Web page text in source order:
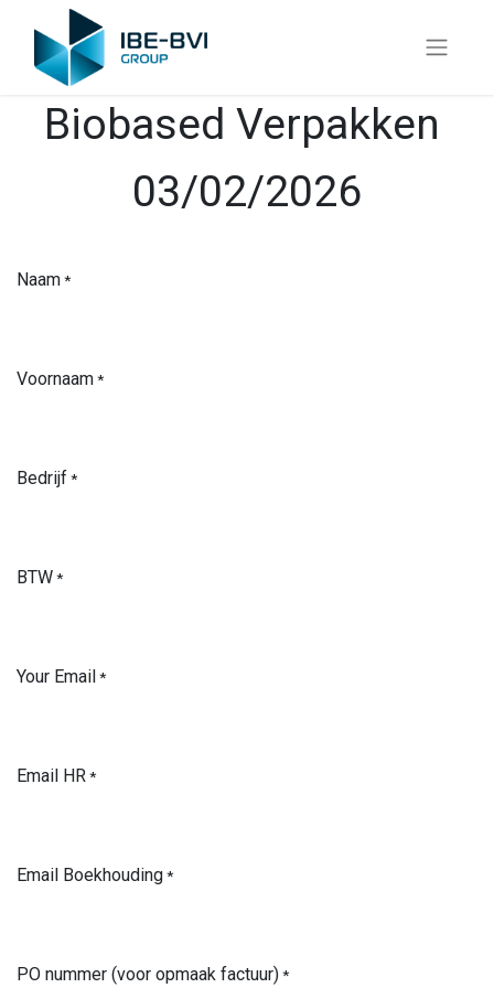
Biobased Verpakken
03/02/2026
Naam*
Voornaam*
Bedrijf*
BTW*
Your Email*
Email HR*
Email Boekhouding*
PO nummer (voor opmaak factuur)*